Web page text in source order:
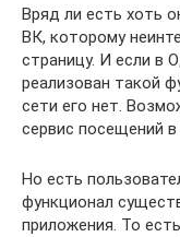
Вряд ли есть хоть
ВК, которому
страницу. И если в
реализован такой
сети его нет.
сервис посещений
Но есть
функционал
приложения. То